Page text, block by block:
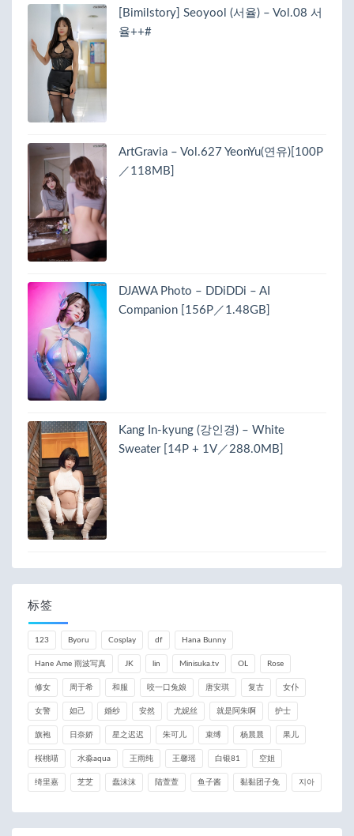
[Bimilstory] Seoyool (서율) – Vol.08 서
율++#
ArtGravia – Vol.627 YeonYu(연유)[100P
／118MB]
DJAWA Photo – DDiDDi – AI
Companion [156P／1.48GB]
Kang In-kyung (강인경) – White
Sweater [14P + 1V／288.0MB]
标签
123 Byoru Cosplay df Hana Bunny
Hane Ame 雨波写真 JK lin Minisuka.tv OL Rose
修女 周于希 和服 咬一口兔娘 唐安琪 复古 女仆
女警 妲己 婚纱 安然 尤妮丝 就是阿朱啊 护士
旗袍 日奈娇 星之迟迟 朱可儿 束缚 杨晨晨 果儿
桜桃喵 水淼aqua 王雨纯 王馨瑶 白银81 空姐
绮里嘉 芝芝 蠢沫沫 陆萱萱 鱼子酱 黏黏团子兔 지아